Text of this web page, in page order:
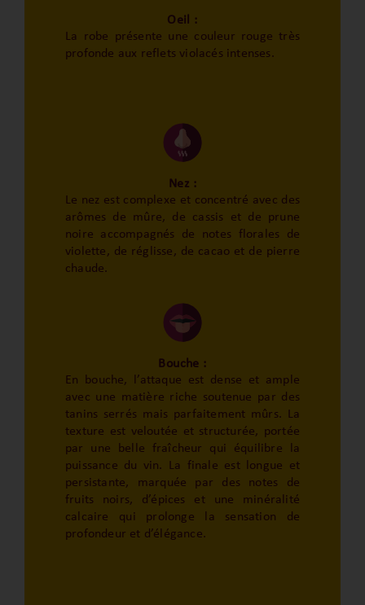
Oeil :
La robe présente une couleur rouge très
profonde aux reflets violacés intenses.
Nez :
Le nez est complexe et concentré avec des
arômes de mûre, de cassis et de prune
noire accompagnés de notes florales de
violette, de réglisse, de cacao et de pierre
chaude.
Bouche :
En bouche, l’attaque est dense et ample
avec une matière riche soutenue par des
tanins serrés mais parfaitement mûrs. La
texture est veloutée et structurée, portée
par une belle fraîcheur qui équilibre la
puissance du vin. La finale est longue et
persistante, marquée par des notes de
fruits noirs, d’épices et une minéralité
calcaire qui prolonge la sensation de
profondeur et d’élégance.